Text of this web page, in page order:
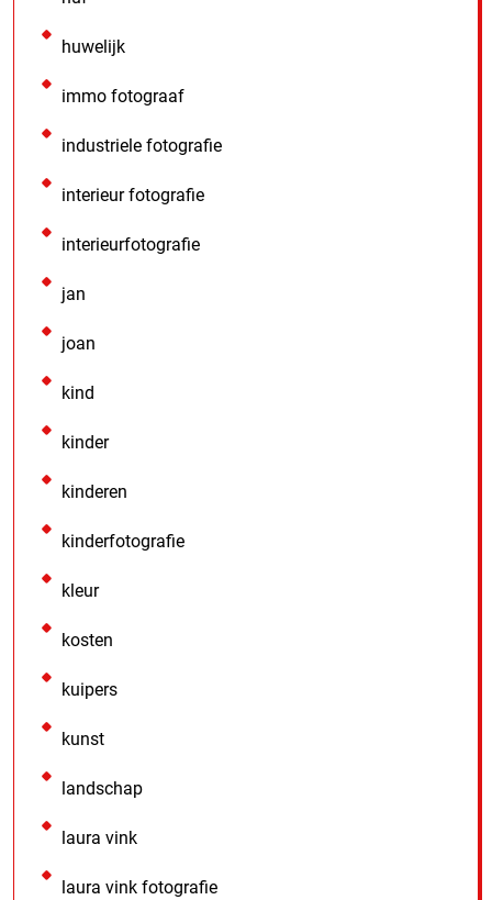
huwelijk
immo fotograaf
industriele fotografie
interieur fotografie
interieurfotografie
jan
joan
kind
kinder
kinderen
kinderfotografie
kleur
kosten
kuipers
kunst
landschap
laura vink
laura vink fotografie